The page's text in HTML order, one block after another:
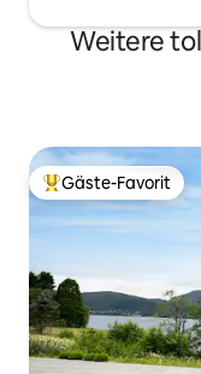
Weitere
Beliebter Gäste-
Gäste-Favorit